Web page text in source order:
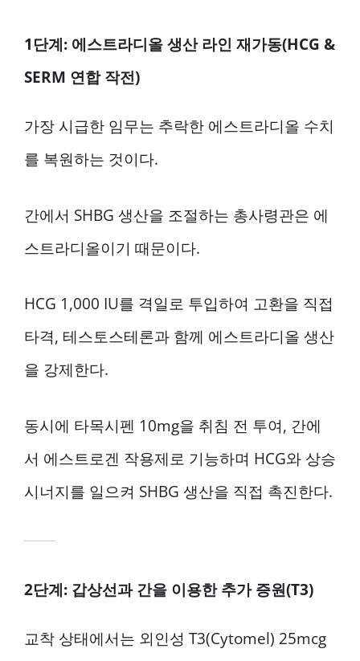
1단계: 에스트라디올 생산 라인 재가동(HCG &
SERM 연합 작전)
가장 시급한 임무는 추락한 에스트라디올 수치
를 복원하는 것이다.
간에서 SHBG 생산을 조절하는 총사령관은 에
스트라디올이기 때문이다.
HCG 1,000 IU를 격일로 투입하여 고환을 직접
타격, 테스토스테론과 함께 에스트라디올 생산
을 강제한다.
동시에 타목시펜 10mg을 취침 전 투여, 간에
서 에스트로겐 작용제로 기능하며 HCG와 상승
시너지를 일으켜 SHBG 생산을 직접 촉진한다.
2단계: 갑상선과 간을 이용한 추가 증원(T3)
교착 상태에서는 외인성 T3(Cytomel) 25mcg